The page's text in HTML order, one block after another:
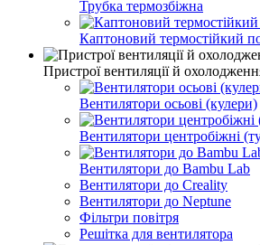
Трубка термозбіжна
Каптоновий термостійкий
Пристрої вентиляції й
Вентилятори осьові (кулери)
Вентилятори центробіжні
Вентилятори до Bambu Lab
Вентилятори до Creality
Вентилятори до Neptune
Фільтри повітря
Решітка для вентилятора